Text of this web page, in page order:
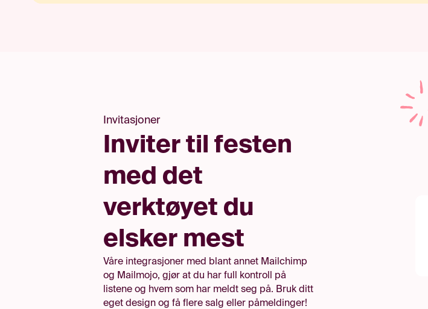
Invitasjoner
Inviter til festen
med det
verktøyet du
elsker mest
Våre integrasjoner med blant annet Mailchimp
og Mailmojo, gjør at du har full kontroll på
listene og hvem som har meldt seg på. Bruk ditt
eget design og få flere salg eller påmeldinger!